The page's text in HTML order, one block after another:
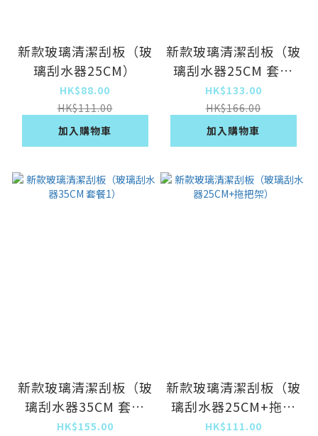
新款玻璃清潔刮板（玻
璃刮水器25CM）
HK$88.00
HK$111.00
加入購物車
新款玻璃清潔刮板（玻
璃刮水器25CM 套餐
1）
HK$133.00
HK$166.00
加入購物車
新款玻璃清潔刮板（玻
璃刮水器35CM 套餐
1）
HK$155.00
新款玻璃清潔刮板（玻
璃刮水器25CM+拖把
架）
HK$111.00